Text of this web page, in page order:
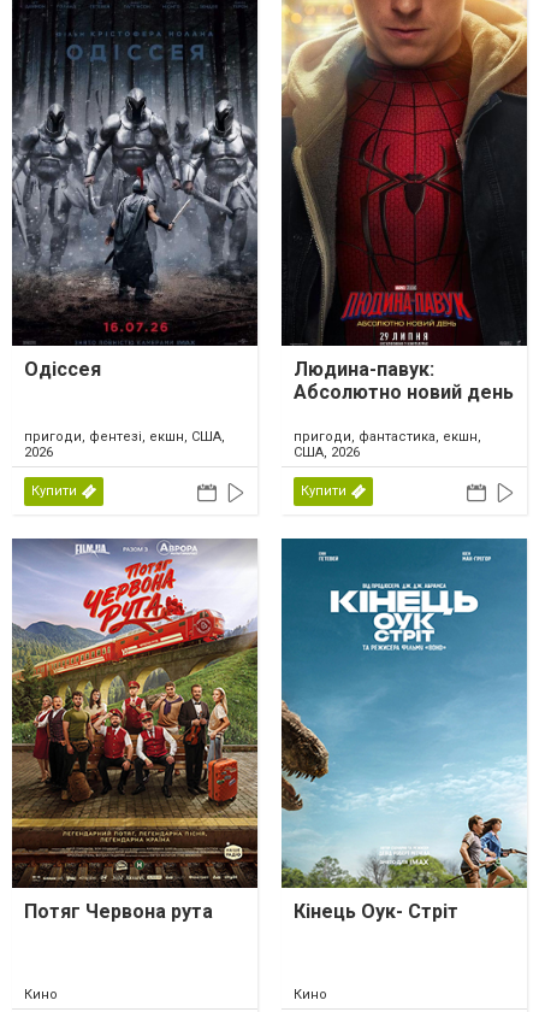
Одіссея
пригоди, фентезі, екшн, США,
2026
Купити
Людина-павук:
Абсолютно новий день
пригоди, фантастика, екшн,
США, 2026
Купити
Потяг Червона рута
Кино
Кінець Оук- Стріт
Кино